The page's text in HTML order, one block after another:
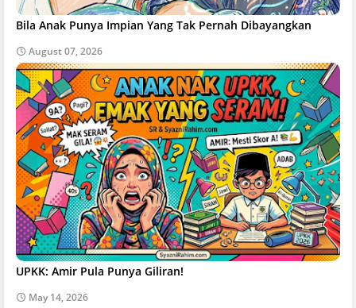
Bila Anak Punya Impian Yang Tak Pernah Dibayangkan
August 07, 2026
UPKK: Amir Pula Punya Giliran!
May 14, 2026